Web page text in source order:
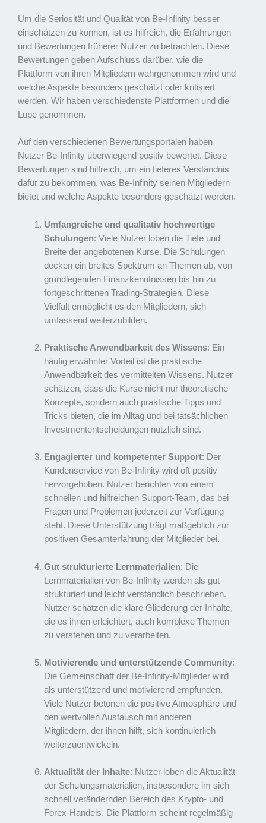
Um die Seriosität und Qualität von Be-Infinity besser
einschätzen zu können, ist es hilfreich, die Erfahrungen
und Bewertungen früherer Nutzer zu betrachten. Diese
Bewertungen geben Aufschluss darüber, wie die
Plattform von ihren Mitgliedern wahrgenommen wird und
welche Aspekte besonders geschätzt oder kritisiert
werden. Wir haben verschiedenste Plattformen und die
Lupe genommen.
Auf den verschiedenen Bewertungsportalen haben
Nutzer Be-Infinity überwiegend positiv bewertet. Diese
Bewertungen sind hilfreich, um ein tieferes Verständnis
dafür zu bekommen, was Be-Infinity seinen Mitgliedern
bietet und welche Aspekte besonders geschätzt werden.
Umfangreiche und qualitativ hochwertige
Schulungen: Viele Nutzer loben die Tiefe und
Breite der angebotenen Kurse. Die Schulungen
decken ein breites Spektrum an Themen ab, von
grundlegenden Finanzkenntnissen bis hin zu
fortgeschrittenen Trading-Strategien. Diese
Vielfalt ermöglicht es den Mitgliedern, sich
umfassend weiterzubilden.
Praktische Anwendbarkeit des Wissens: Ein
häufig erwähnter Vorteil ist die praktische
Anwendbarkeit des vermittelten Wissens. Nutzer
schätzen, dass die Kurse nicht nur theoretische
Konzepte, sondern auch praktische Tipps und
Tricks bieten, die im Alltag und bei tatsächlichen
Investmententscheidungen nützlich sind.
Engagierter und kompetenter Support: Der
Kundenservice von Be-Infinity wird oft positiv
hervorgehoben. Nutzer berichten von einem
schnellen und hilfreichen Support-Team, das bei
Fragen und Problemen jederzeit zur Verfügung
steht. Diese Unterstützung trägt maßgeblich zur
positiven Gesamterfahrung der Mitglieder bei.
Gut strukturierte Lernmaterialien: Die
Lernmaterialien von Be-Infinity werden als gut
strukturiert und leicht verständlich beschrieben.
Nutzer schätzen die klare Gliederung der Inhalte,
die es ihnen erleichtert, auch komplexe Themen
zu verstehen und zu verarbeiten.
Motivierende und unterstützende Community:
Die Gemeinschaft der Be-Infinity-Mitglieder wird
als unterstützend und motivierend empfunden.
Viele Nutzer betonen die positive Atmosphäre und
den wertvollen Austausch mit anderen
Mitgliedern, der ihnen hilft, sich kontinuierlich
weiterzuentwickeln.
Aktualität der Inhalte: Nutzer loben die Aktualität
der Schulungsmaterialien, insbesondere im sich
schnell verändernden Bereich des Krypto- und
Forex-Handels. Die Plattform scheint regelmäßig